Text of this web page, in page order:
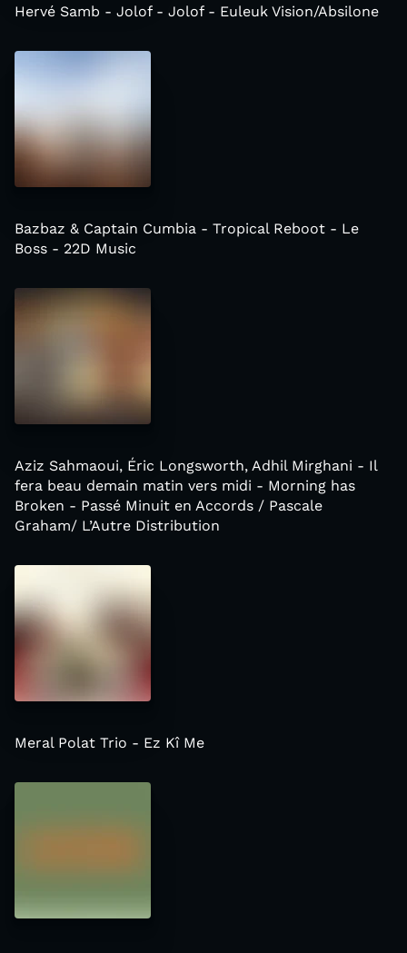
Hervé Samb - Jolof - Jolof - Euleuk Vision/Absilone
Bazbaz & Captain Cumbia - Tropical Reboot - Le
Boss - 22D Music
Aziz Sahmaoui, Éric Longsworth, Adhil Mirghani - Il
fera beau demain matin vers midi - Morning has
Broken - Passé Minuit en Accords / Pascale
Graham/ L’Autre Distribution
Meral Polat Trio - Ez Kî Me